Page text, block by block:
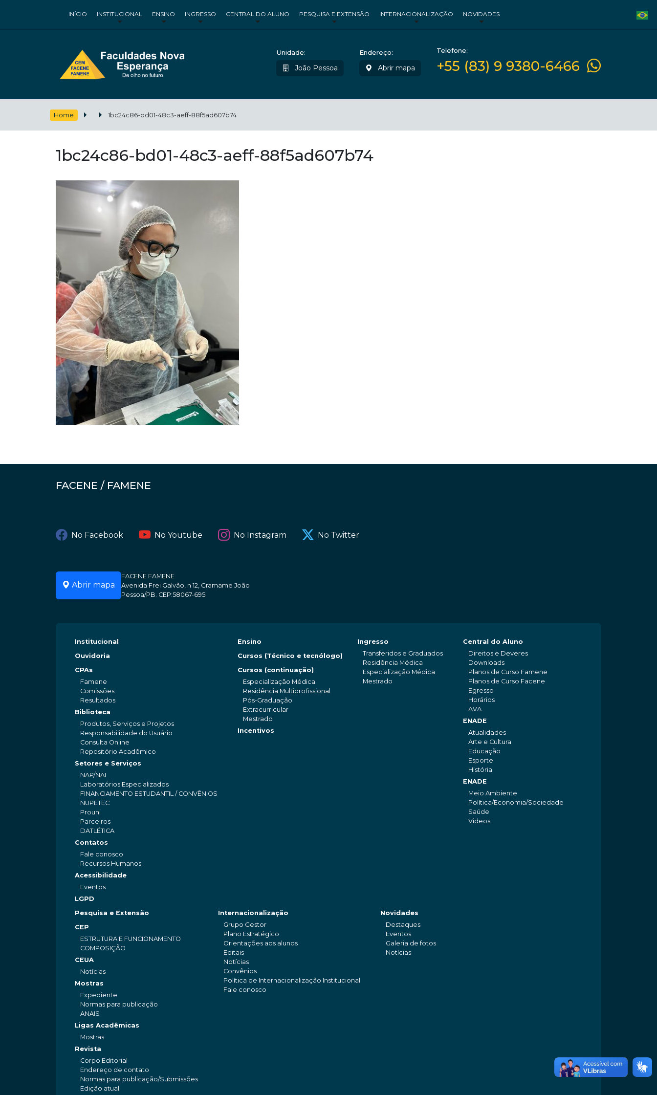
INÍCIO INSTITUCIONAL ENSINO INGRESSO CENTRAL DO ALUNO PESQUISA E EXTENSÃO INTERNACIONALIZAÇÃO NOVIDADES
Unidade:
João Pessoa
Endereço:
Abrir mapa
Telefone:
+55 (83) 9 9380-6466
Home 1bc24c86-bd01-48c3-aeff-88f5ad607b74
1bc24c86-bd01-48c3-aeff-88f5ad607b74
FACENE / FAMENE
No Facebook No Youtube No Instagram No Twitter
Abrir mapa
FACENE FAMENE
Avenida Frei Galvão, n 12, Gramame João
Pessoa/PB. CEP:58067-695
Institucional
Ouvidoria
CPAs
Famene
Comissões
Resultados
Biblioteca
Produtos, Serviços e Projetos
Responsabilidade do Usuário
Consulta Online
Repositório Acadêmico
Setores e Serviços
NAP/NAI
Laboratórios Especializados
FINANCIAMENTO ESTUDANTIL / CONVÊNIOS
NUPETEC
Prouni
Parceiros
DATLÉTICA
Contatos
Fale conosco
Recursos Humanos
Acessibilidade
Eventos
LGPD
Ensino
Cursos (Técnico e tecnólogo)
Cursos (continuação)
Especialização Médica
Residência Multiprofissional
Pós-Graduação
Extracurricular
Mestrado
Incentivos
Ingresso
Transferidos e Graduados
Residência Médica
Especialização Médica
Mestrado
Central do Aluno
Direitos e Deveres
Downloads
Planos de Curso Famene
Planos de Curso Facene
Egresso
Horários
AVA
ENADE
Atualidades
Arte e Cultura
Educação
Esporte
História
ENADE
Meio Ambiente
Política/Economia/Sociedade
Saúde
Videos
Pesquisa e Extensão
CEP
ESTRUTURA E FUNCIONAMENTO
COMPOSIÇÃO
CEUA
Notícias
Mostras
Expediente
Normas para publicação
ANAIS
Ligas Acadêmicas
Mostras
Revista
Corpo Editorial
Endereço de contato
Normas para publicação/Submissões
Edição atual
Internacionalização
Grupo Gestor
Plano Estratégico
Orientações aos alunos
Editais
Notícias
Convênios
Política de Internacionalização Institucional
Fale conosco
Novidades
Destaques
Eventos
Galeria de fotos
Notícias